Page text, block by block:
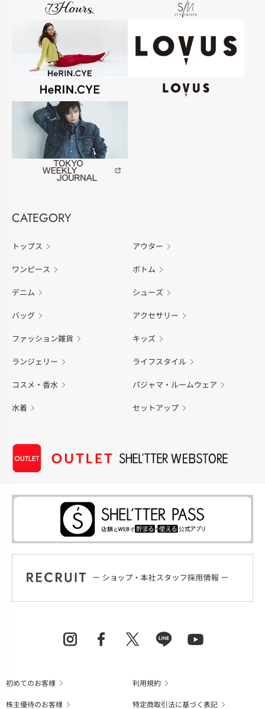
CATEGORY
トップス アウター
ワンピース ボトム
デニム シューズ
バッグ アクセサリー
ファッション雑貨 キッズ
ランジェリー ライフスタイル
コスメ・香水 パジャマ・ルームウェア
水着 セットアップ
初めてのお客様
利用規約
株主優待のお客様
特定商取引法に基づく表記